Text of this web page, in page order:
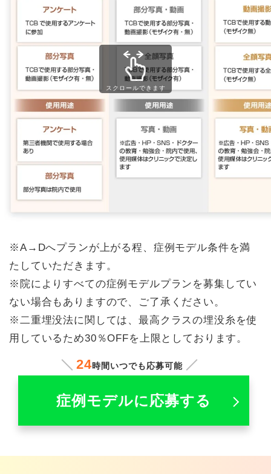
スクロールできます
※A→Dへプランが上がる程、症例モデル条件を満
たしていただきます。
※院によりすべての症例モデルプランを募集してい
ない場合もありますので、ご了承ください。
※二重埋没法に関しては、最高クラスの埋没糸を使
用しているため30％OFFを上限としております。
24時間いつでも応募可能
症例モデルに応募する